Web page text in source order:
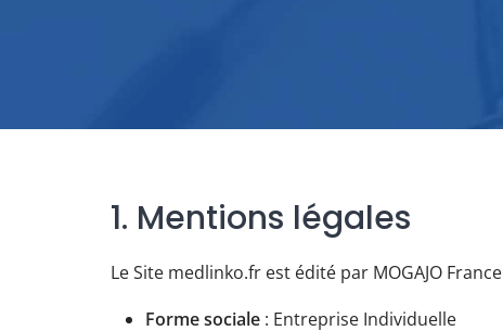
1. Mentions légales
Le Site medlinko.fr est édité par MOGAJO France
Forme sociale : Entreprise Individuelle